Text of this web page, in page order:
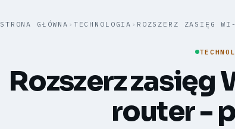
STRONA GŁÓWNA › TECHNOLOGIA › ROZSZERZ ZASIĘG
Rozszerz zasięg
router -